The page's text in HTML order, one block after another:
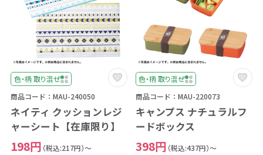
色・柄 取り混ぜ
商品コード：MAU-240050
ネイティ クッションレジ
ャーシート【在庫限り】
198円 （税込:217円）～
色・柄 取り混ぜ
商品コード：MAU-220073
キャンプス ナチュラルフ
ードボックス
398円 （税込:437円）～